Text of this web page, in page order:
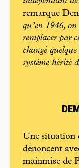
remarque
qu’en 1946,
remplacer par
changé
système hérité
Une situation
dénoncent
mainmise de